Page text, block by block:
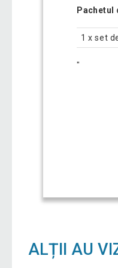
Pachetul
1 x set
"
ALȚII AU